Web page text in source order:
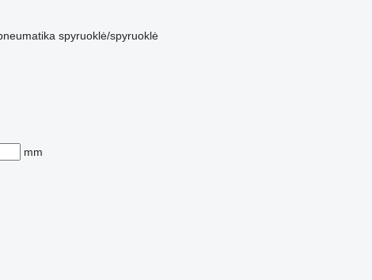
spyruoklė/spyruoklė
mm